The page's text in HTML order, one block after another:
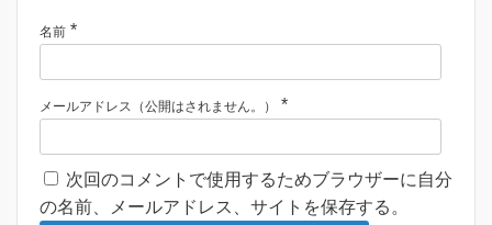
名前 *
メールアドレス（公開はされません。） *
次回のコメントで使用するためブラウザーに自分
の名前、メールアドレス、サイトを保存する。